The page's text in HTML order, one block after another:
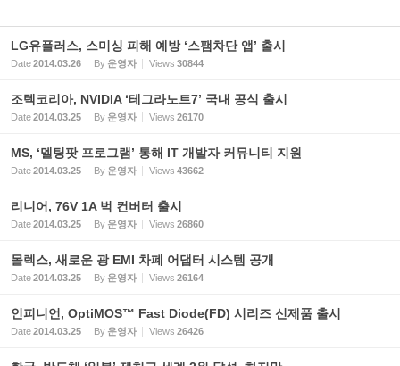
LG유플러스, 스미싱 피해 예방 ‘스팸차단 앱’ 출시
Date2014.03.26 By 운영자 Views 30844
조텍코리아, NVIDIA ‘테그라노트7’ 국내 공식 출시
Date2014.03.25 By 운영자 Views 26170
MS, ‘멜팅팟 프로그램’ 통해 IT 개발자 커뮤니티 지원
Date2014.03.25 By 운영자 Views 43662
리니어, 76V 1A 벅 컨버터 출시
Date2014.03.25 By 운영자 Views 26860
몰렉스, 새로운 광 EMI 차폐 어댑터 시스템 공개
Date2014.03.25 By 운영자 Views 26164
인피니언, OptiMOS™ Fast Diode(FD) 시리즈 신제품 출시
Date2014.03.25 By 운영자 Views 26426